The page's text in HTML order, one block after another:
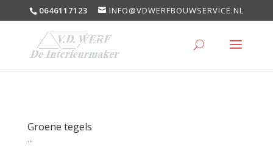
0646117123 INFO@VDWERFBOUWSERVICE.NL
Groene tegels
...